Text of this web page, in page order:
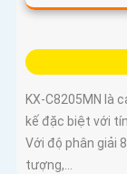
KX-C8205MN là
kế đặc biệt với
Với độ phân giải
tượng,...